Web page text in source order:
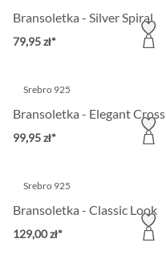
Bransoletka - Silver Spiral
79,95 zł*
Srebro 925
Bransoletka - Elegant Cross
99,95 zł*
Srebro 925
Bransoletka - Classic Look
129,00 zł*